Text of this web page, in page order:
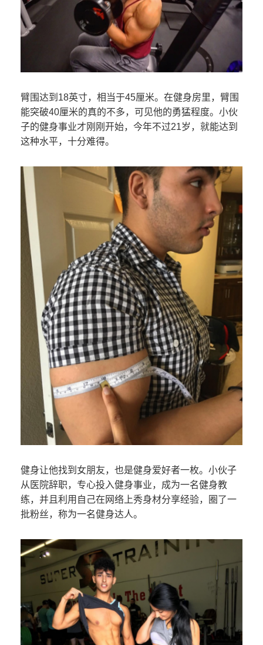
臂围达到18英寸，相当于45厘米。在健身房里，臂围
能突破40厘米的真的不多，可见他的勇猛程度。小伙
子的健身事业才刚刚开始，今年不过21岁，就能达到
这种水平，十分难得。
健身让他找到女朋友，也是健身爱好者一枚。小伙子
从医院辞职，专心投入健身事业，成为一名健身教
练，并且利用自己在网络上秀身材分享经验，圈了一
批粉丝，称为一名健身达人。